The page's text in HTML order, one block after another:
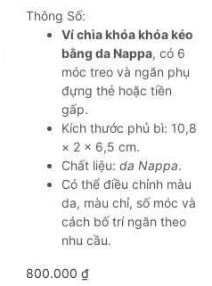
Thông Số:
Ví chìa khóa khóa kéo
bằng da Nappa, có 6
móc treo và ngăn phụ
đựng thẻ hoặc tiền
gấp.
Kích thước phủ bì: 10,8
× 2 × 6,5 cm.
Chất liệu: da Nappa.
Có thể điều chỉnh màu
da, màu chỉ, số móc và
cách bố trí ngăn theo
nhu cầu.
800.000 ₫